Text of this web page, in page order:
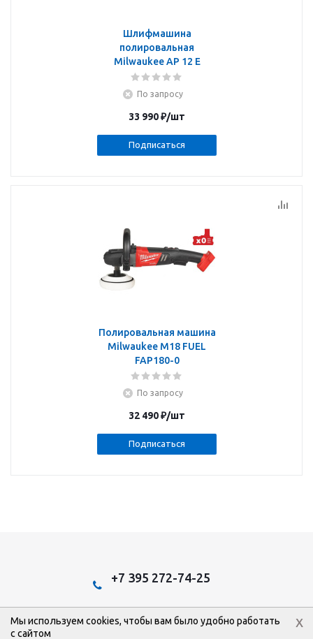
Шлифмашина
полировальная
Milwaukee AP 12 E
По запросу
33 990₽/шт
Подписаться
Полировальная машина
Milwaukee M18 FUEL
FAP180-0
По запросу
32 490₽/шт
Подписаться
+7 395 272-74-25
2026 © Эстом: Интернет-магазин.
Мы используем cookies, чтобы вам было удобно работать
с сайтом
x